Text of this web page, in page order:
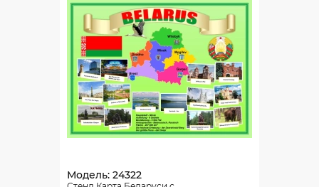
Модель: 24322